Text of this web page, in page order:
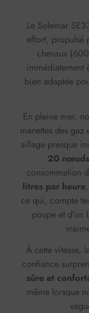
Le Solemar
effort, propulsé
chevaux
immédiatement
bien adaptée
En pleine mer,
manettes des gaz
sillage presque
20 nœuds
consommation
litres par heure
ce qui, compte
poupe et d’un
À cette vitesse,
confiance
sûre et
même lorsque